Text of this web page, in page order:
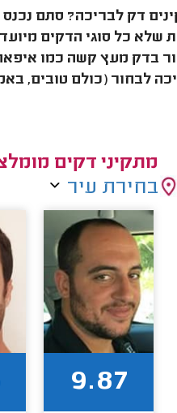
דק לבריכה? סתם נכנס
שלא כל סוגי הדקים
בדק מעץ קשה כמו
לבחור (כולם טובים,
מתקיני דקים
בחירת עיר
9.87